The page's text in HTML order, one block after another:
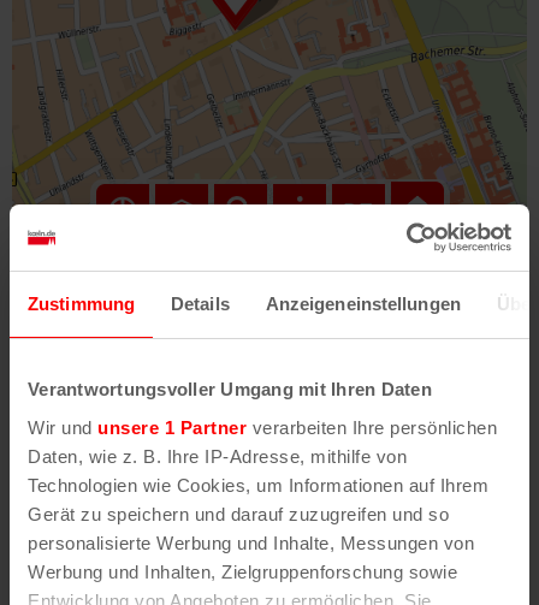
Zustimmung Details Anzeigeneinstellungen
Verantwortungsvoller Umgang mit Ihren Daten
Wir und unsere 1 Partner verarbeiten Ihre persönlichen
Daten, wie z. B. Ihre IP-Adresse, mithilfe von
Technologien wie Cookies, um Informationen auf Ihrem
Gerät zu speichern und darauf zuzugreifen und so
personalisierte Werbung und Inhalte, Messungen von
Werbung und Inhalten, Zielgruppenforschung sowie
Entwicklung von Angeboten zu ermöglichen. Sie
Fehler/Problem melden
Darstellung des RVR-Kartenwerks
Stadtplanwerk
erhältst Du unsere koeln.de-Karte mit vielen
weiteren Details wie z.B. Hausnummern.
Unser Stadtplan basiert auf Daten des
OpenStreetMap
-Projekts (
© OpenStreetMap
Mitwirkende
) und von OpenCycleMap.org